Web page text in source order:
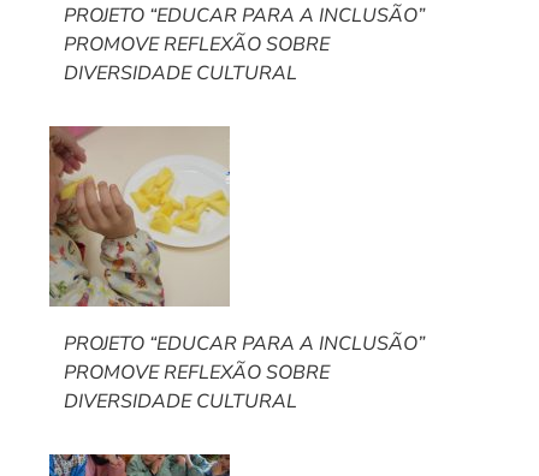
PROJETO “EDUCAR PARA A INCLUSÃO”
PROMOVE REFLEXÃO SOBRE
DIVERSIDADE CULTURAL
PROJETO “EDUCAR PARA A INCLUSÃO”
PROMOVE REFLEXÃO SOBRE
DIVERSIDADE CULTURAL